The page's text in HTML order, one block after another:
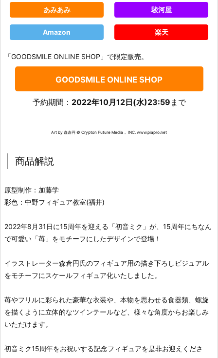
あみあみ 駿河屋
Amazon 楽天
「GOODSMILE ONLINE SHOP」で限定販売。
GOODSMILE ONLINE SHOP
予約期間： 2022年10月12日(水)23:59 まで
Art by 森倉円 © Crypton Future Media， INC. www.piapro.net
商品解説
原型制作：加藤学
彩色：中野フィギュア教室(福井)
2022年8月31日に15周年を迎える「初音ミク」が、15周年にちなん
で可愛い「苺」をモチーフにしたデザインで登場！
イラストレーター森倉円氏のフィギュア用の描き下ろしビジュアル
をモチーフにスケールフィギュア化いたしました。
苺やフリルに彩られた豪華な衣装や、本物を思わせる食器類、螺旋
を描くように立体的なツインテールなど、様々な角度からお楽しみ
いただけます。
初音ミク15周年をお祝いする記念フィギュアを是非お迎えくださ